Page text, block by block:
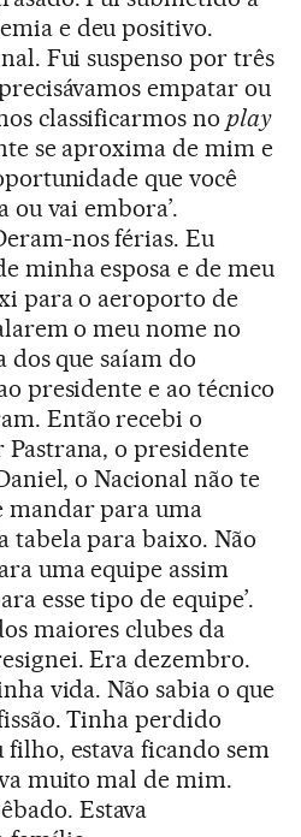
e deu positivo.
Fui suspenso por três
empatar ou
classificarmos noplay
se aproxima de mim e
que você
ou vai embora’.
nos férias. Eu
minha esposa e de meu
para o aeroporto de
o meu nome no
dos que saíam do
presidente e ao técnico
Então recebi o
Pastrana, o presidente
o Nacional não te
mandar para uma
tabela para baixo. Não
uma equipe assim
esse tipo de equipe’.
maiores clubes da
Era dezembro.
vida. Não sabia o que
Tinha perdido
filho, estava ficando sem
muito mal de mim.
Estava